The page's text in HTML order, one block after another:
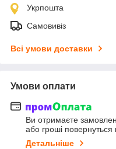
Укрпошта
Самовивіз
Всі умови доставки
Умови оплати
Ви отримаєте
або гроші повернуться
Детальніше